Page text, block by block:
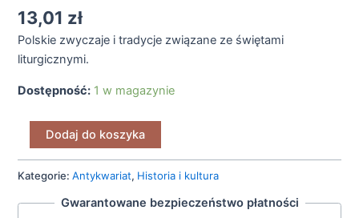
13,01 zł
Polskie zwyczaje i tradycje związane ze świętami
liturgicznymi.
Dostępność: 1 w magazynie
Dodaj do koszyka
Kategorie:Antykwariat, Historia i kultura
Gwarantowane bezpieczeństwo płatności